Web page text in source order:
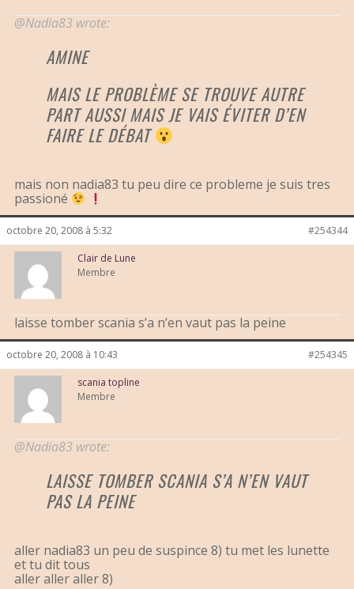
@Nadia83 wrote:
AMINE
MAIS LE PROBLÈME SE TROUVE AUTRE
PART AUSSI MAIS JE VAIS ÉVITER D’EN
FAIRE LE DÉBAT
mais non nadia83 tu peu dire ce probleme je suis tres
passioné
octobre 20, 2008 à 5:32 #254344
Clair de Lune
Membre
laisse tomber scania s’a n’en vaut pas la peine
octobre 20, 2008 à 10:43 #254345
scania topline
Membre
@Nadia83 wrote:
LAISSE TOMBER SCANIA S’A N’EN VAUT
PAS LA PEINE
aller nadia83 un peu de suspince 8) tu met les lunette
et tu dit tous
aller aller aller 8)